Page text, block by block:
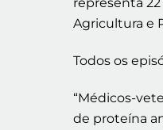
Agricultura e
Todos os
“Médicos-
de proteína